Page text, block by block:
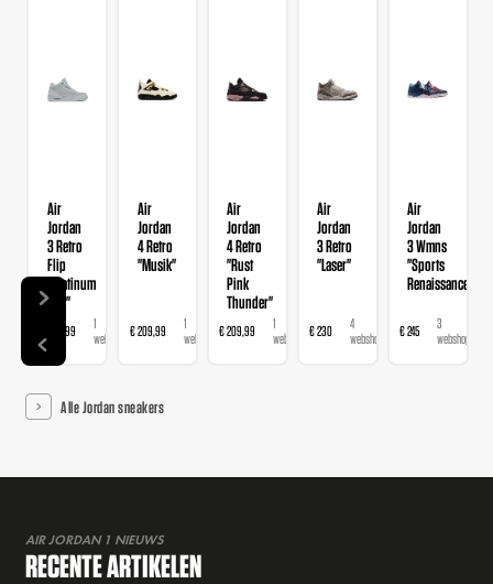
Air
Jordan
3 Retro
Flip
"Platinum
Tint"
€ 209,99
1
webshop
Air
Jordan
4 Retro
"Musik"
€ 209,99
1
webshop
Air
Jordan
4 Retro
"Rust
Pink
Thunder"
€ 209,99
1
webshop
Air
Jordan
3 Retro
"Laser"
€ 230
4
webshops
Air
Jordan
3 Wmns
"Sports
Renaissance"
€ 245
3
webshops
Alle Jordan sneakers
AIR JORDAN 1 NIEUWS
RECENTE ARTIKELEN